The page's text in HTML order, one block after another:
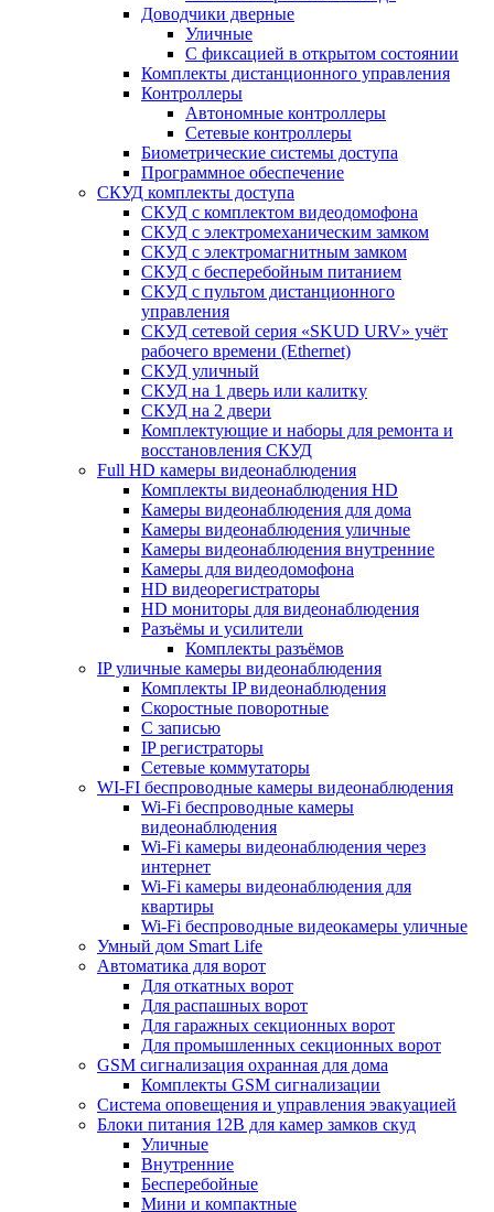
Доводчики дверные
Уличные
С фиксацией в открытом состоянии
Комплекты дистанционного управления
Контроллеры
Автономные контроллеры
Сетевые контроллеры
Биометрические системы доступа
Программное обеспечение
СКУД комплекты доступа
СКУД с комплектом видеодомофона
СКУД с электромеханическим замком
СКУД с электромагнитным замком
СКУД с бесперебойным питанием
СКУД с пультом дистанционного
управления
СКУД сетевой серия «SKUD URV» учёт
рабочего времени (Ethernet)
СКУД уличный
СКУД на 1 дверь или калитку
СКУД на 2 двери
Комплектующие и наборы для ремонта и
восстановления СКУД
Full HD камеры видеонаблюдения
Комплекты видеонаблюдения HD
Камеры видеонаблюдения для дома
Камеры видеонаблюдения уличные
Камеры видеонаблюдения внутренние
Камеры для видеодомофона
HD видеорегистраторы
HD мониторы для видеонаблюдения
Разъёмы и усилители
Комплекты разъёмов
IP уличные камеры видеонаблюдения
Комплекты IP видеонаблюдения
Скоростные поворотные
С записью
IP регистраторы
Сетевые коммутаторы
WI-FI беспроводные камеры видеонаблюдения
Wi-Fi беспроводные камеры
видеонаблюдения
Wi-Fi камеры видеонаблюдения через
интернет
Wi-Fi камеры видеонаблюдения для
квартиры
Wi-Fi беспроводные видеокамеры уличные
Умный дом Smart Life
Автоматика для ворот
Для откатных ворот
Для распашных ворот
Для гаражных секционных ворот
Для промышленных секционных ворот
GSM сигнализация охранная для дома
Комплекты GSM сигнализации
Cистема оповещения и управления эвакуацией
Блоки питания 12В для камер замков скуд
Уличные
Внутренние
Бесперебойные
Мини и компактные